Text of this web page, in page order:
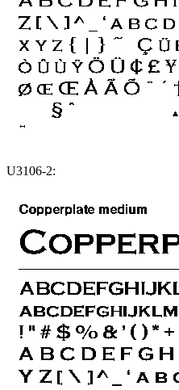
U3106-2: